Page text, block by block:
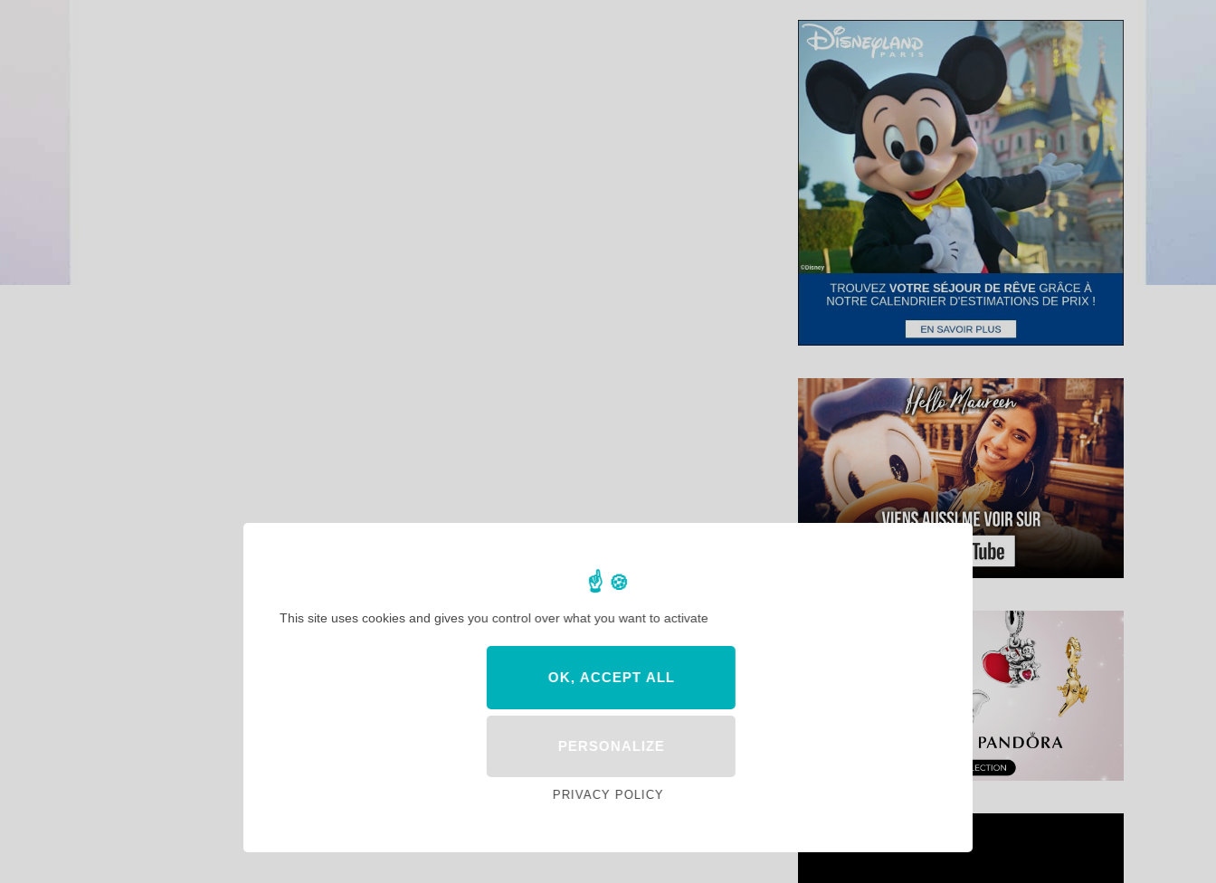
This site uses cookies and gives you control over what you want to activate
OK, ACCEPT ALL
PERSONALIZE
PRIVACY POLICY